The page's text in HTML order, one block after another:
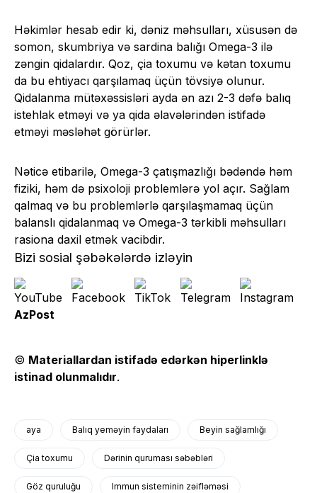
Həkimlər hesab edir ki, dəniz məhsulları, xüsusən də
somon, skumbriya və sardina balığı Omega-3 ilə
zəngin qidalardır. Qoz, çia toxumu və kətan toxumu
da bu ehtiyacı qarşılamaq üçün tövsiyə olunur.
Qidalanma mütəxəssisləri ayda ən azı 2-3 dəfə balıq
istehlak etməyi və ya qida əlavələrindən istifadə
etməyi məsləhət görürlər.
Nəticə etibarilə, Omega-3 çatışmazlığı bədəndə həm
fiziki, həm də psixoloji problemlərə yol açır. Sağlam
qalmaq və bu problemlərlə qarşılaşmamaq üçün
balanslı qidalanmaq və Omega-3 tərkibli məhsulları
rasiona daxil etmək vacibdir.
Bizi sosial şəbəkələrdə izləyin
AzPost
© Materiallardan istifadə edərkən hiperlinklə
istinad olunmalıdır.
aya Balıq yeməyin faydaları Beyin sağlamlığı
Çia toxumu Dərinin quruması səbəbləri
Göz quruluğu Immun sisteminin zəifləməsi